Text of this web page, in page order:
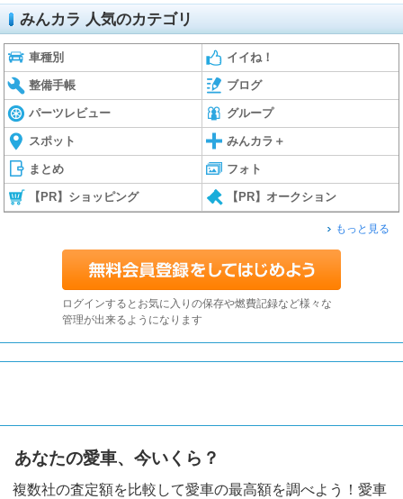
みんカラ 人気のカテゴリ
車種別 イイね！
整備手帳 ブログ
パーツレビュー グループ
スポット みんカラ＋
まとめ フォト
【PR】ショッピング 【PR】オークション
もっと見る
ログインするとお気に入りの保存や燃費記録など様々な
管理が出来るようになります
あなたの愛車、今いくら？
複数社の査定額を比較して愛車の最高額を調べよう！愛車